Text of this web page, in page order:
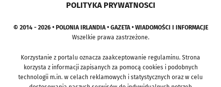
POLITYKA PRYWATNOSCI
© 2014 - 2026 • POLONIA IRLANDIA • GAZETA • WIADOMOŚCI I INFORMACJE
Wszelkie prawa zastrzeżone.
Korzystanie z portalu oznacza zaakceptowanie regulaminu. Strona
korzysta z informacji zapisanych za pomocą cookies i podobnych
technologii m.in. w celach reklamowych i statystycznych oraz w celu